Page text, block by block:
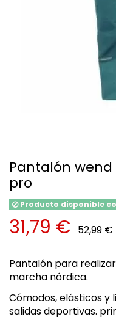
Pantalón
pro
Producto disponible
31,79 € 52,99 €
Pantalón para
marcha nórdica.
Cómodos, elásticos
salidas deportivas.